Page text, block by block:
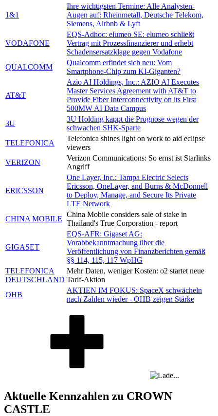
1&1
Ihre wichtigsten Termine: Alle Analysten-
Augen auf: Rheinmetall, Deutsche Telekom,
Siemens, Airbnb & Lyft
VODAFONE
EQS-Adhoc: elumeo SE: elumeo schließt
Vertrag mit Prozessfinanzierer und erhebt
Schadensersatzklage gegen Vodafone
QUALCOMM
Qualcomm erfindet sich neu: Vom
Smartphone-Chip zum KI-Giganten?
AT&T
Azio AI Holdings, Inc.: AZIO AI Executes
Master Services Agreement with AT&T to
Provide Fiber Interconnectivity on its First
500MW AI Data Campus
3U
3U Holding kappt die Prognose wegen der
schwachen SHK-Sparte
TELEFONICA
Telefonica shines light on work to aid eclipse
viewers
VERIZON
Verizon Communications: So ernst ist Starlinks
Angriff
ERICSSON
One Layer, Inc.: Tampa Electric Selects
Ericsson, OneLayer, and Burns & McDonnell
to Deploy, Manage, and Secure Its Private
LTE Network
CHINA MOBILE
China Mobile considers sale of stake in
Thailand's True Corporation - report
GIGASET
EQS-AFR: Gigaset AG:
Vorabbekanntmachung über die
Veröffentlichung von Finanzberichten gemäß
§§ 114, 115, 117 WpHG
TELEFONICA
DEUTSCHLAND
Mehr Daten, weniger Kosten: o2 startet neue
Tarif-Aktion
OHB
AKTIEN IM FOKUS: SpaceX schwächeln
nach Zahlen wieder - OHB zeigen Stärke
Aktuelle Kennzahlen zu CROWN
CASTLE